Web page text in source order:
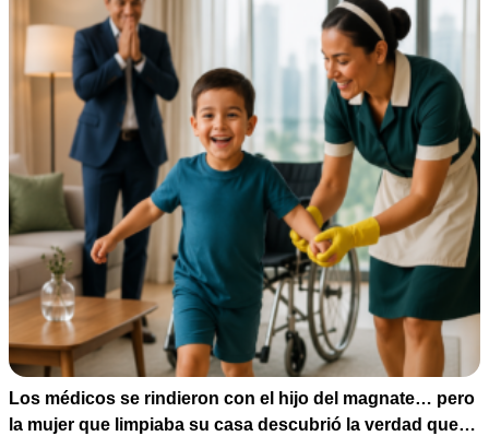
Los médicos se rindieron con el hijo del magnate… pero
la mujer que limpiaba su casa descubrió la verdad que